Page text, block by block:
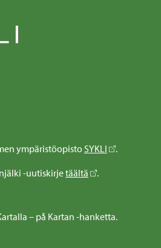
ympäristöopisto SYKLI
.
-uutiskirjetäältä .
– på Kartan -hanketta.